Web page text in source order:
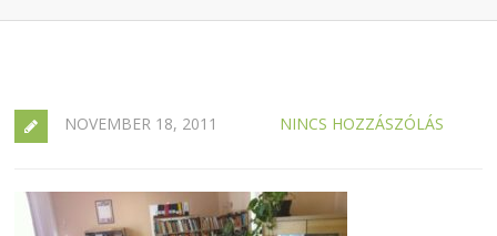
NOVEMBER 18, 2011 NINCS HOZZÁSZÓLÁS